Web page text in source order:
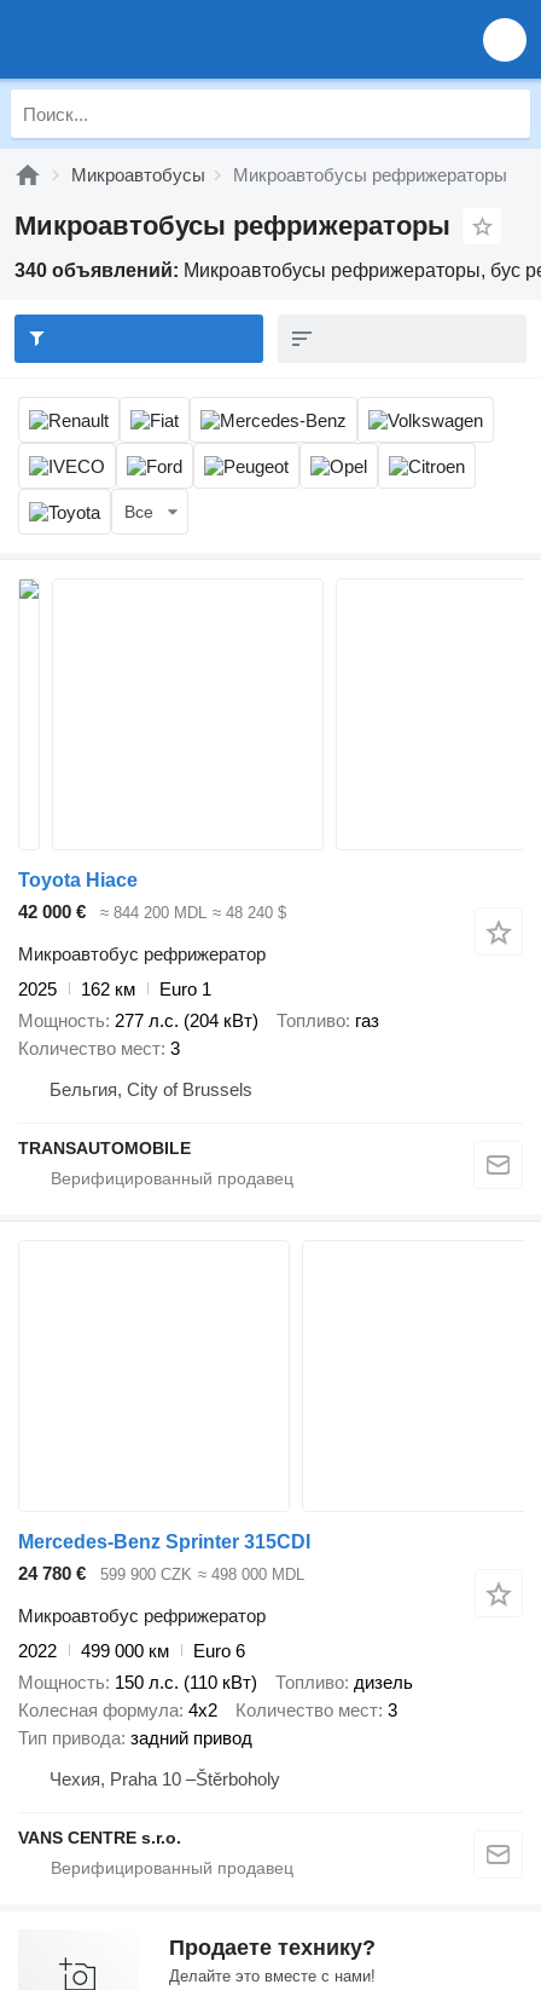
Микроавтобусы Микроавтобусы рефрижераторы
Микроавтобусы рефрижераторы
340 объявлений: Микроавтобусы рефрижераторы, бус
Все
Toyota Hiace
42 000 €
≈ 844 200 MDL ≈ 48 240 $
Микроавтобус рефрижератор
2025
162 км
Euro 1
Мощность 277 л.с. (204 кВт) Топливо газ
Количество мест 3
Бельгия, City of Brussels
TRANSAUTOMOBILE
Mercedes-Benz Sprinter 315CDI
24 780 €
599 900 CZK ≈ 498 000 MDL
Микроавтобус рефрижератор
2022
499 000 км
Euro 6
Мощность 150 л.с. (110 кВт) Топливо дизель
Колесная формула 4x2 Количество мест 3
Тип привода задний привод
Чехия, Praha 10 –Štěrboholy
VANS CENTRE s.r.o.
Продаете технику?
Делайте это вместе с нами!